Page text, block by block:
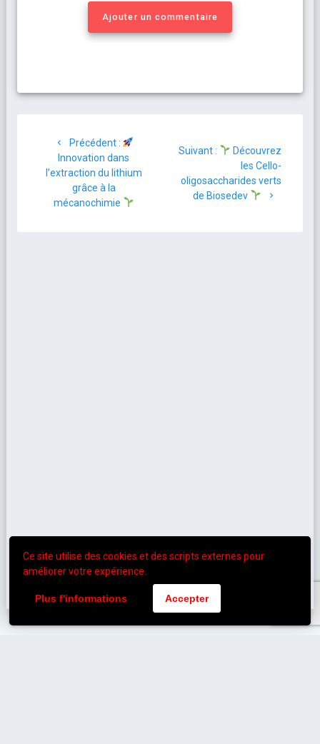
Ce site utilise des cookies et des scripts externes pour
améliorer votre expérience.
Plus f'informations Accepter
Ajouter un commentaire
Précédent :
Innovation dans
l’extraction du lithium
grâce à la
mécanochimie
Suivant :
Découvrez
les Cello-
oligosaccharides verts
de Biosedev